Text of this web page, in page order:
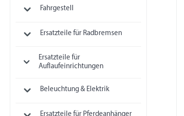
Fahrgestell
Ersatzteile für Radbremsen
Ersatzteile für
Auflaufeinrichtungen
Beleuchtung & Elektrik
Ersatzteile für Pferdeanhänger